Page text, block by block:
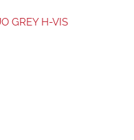
GREY H-VIS